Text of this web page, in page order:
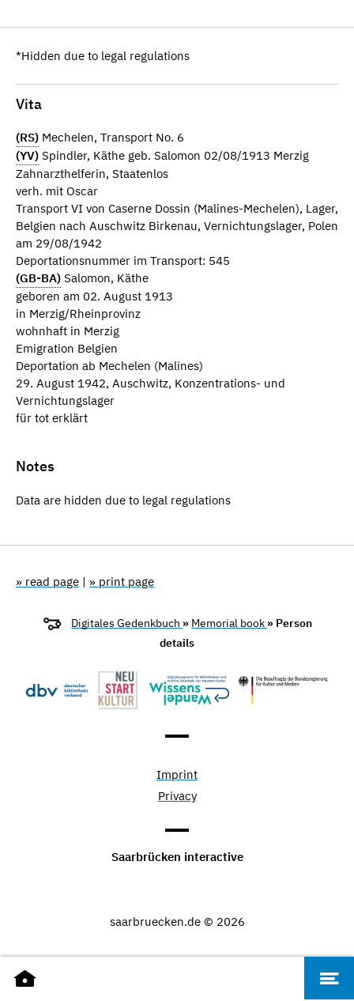
*Hidden due to legal regulations
Vita
(RS) Mechelen, Transport No. 6
(YV) Spindler, Käthe geb. Salomon 02/08/1913 Merzig
Zahnarzthelferin, Staatenlos
verh. mit Oscar
Transport VI von Caserne Dossin (Malines-Mechelen), Lager,
Belgien nach Auschwitz Birkenau, Vernichtungslager, Polen
am 29/08/1942
Deportationsnummer im Transport: 545
(GB-BA) Salomon, Käthe
geboren am 02. August 1913
in Merzig/Rheinprovinz
wohnhaft in Merzig
Emigration Belgien
Deportation ab Mechelen (Malines)
29. August 1942, Auschwitz, Konzentrations- und
Vernichtungslager
für tot erklärt
Notes
Data are hidden due to legal regulations
» read page | » print page
Digitales Gedenkbuch » Memorial book » Person
details
Imprint
Privacy
Saarbrücken interactive
saarbruecken.de © 2026